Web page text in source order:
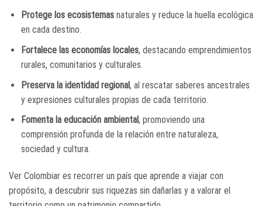
Protege los ecosistemasnaturales y reduce la huella ecológica
en cada destino.
Fortalece las economías locales, destacando emprendimientos
rurales, comunitarios y culturales.
Preserva la identidad regional, al rescatar saberes ancestrales
y expresiones culturales propias de cada territorio.
Fomenta la educación ambiental, promoviendo una
comprensión profunda de la relación entre naturaleza,
sociedad y cultura.
Ver Colombiar es recorrer un país que aprende a viajar con
propósito, a descubrir sus riquezas sin dañarlas y a valorar el